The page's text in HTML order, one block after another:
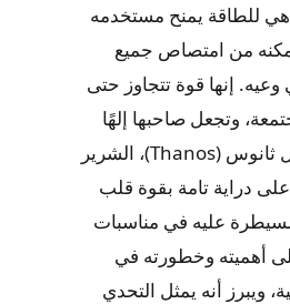
للطاقة يمنح مستخدمه
من امتصاص جميع
وعيه. إنها قوة تتجاوز حتى
وتجعل صاحبها إلهًا
بحق. شخصيات مثل ثانوس (Thanos)، الشرير
دراية تامة بقوة قلب
عليه في مناسبات
أهميته وخطورته في
ويبرز أنه يمثل التحدي